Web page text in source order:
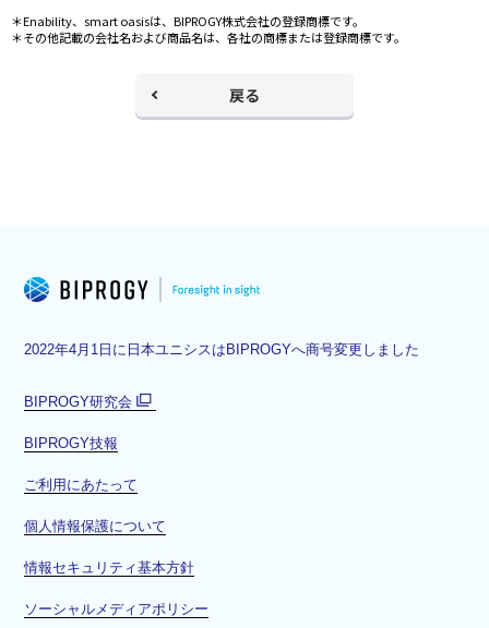
ウ
＊Enability、smart oasisは、BIPROGY株式会社の登録商標です。
＊その他記載の会社名および商品名は、各社の商標または登録商標です。
戻る
2022年4月1日に日本ユニシスはBIPROGYへ商号変更しました
BIPROGY研究会
ド
で
く
BIPROGY技報
ご利用にあたって
個人情報保護について
情報セキュリティ基本方針
ソーシャルメディアポリシー